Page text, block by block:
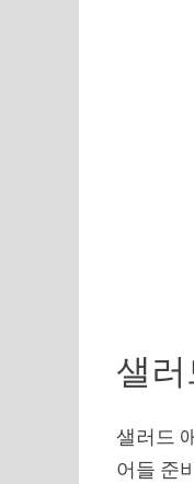
샐
샐러드
어들 준